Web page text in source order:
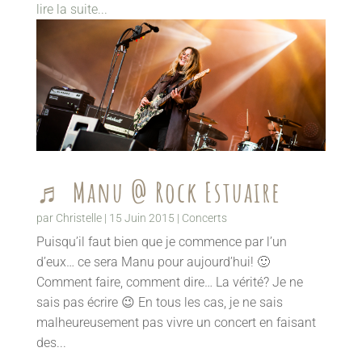
lire la suite...
♬ Manu @ Rock Estuaire
par Christelle| 15 Juin 2015 | Concerts
Puisqu’il faut bien que je commence par l’un
d’eux… ce sera Manu pour aujourd’hui! 🙂
Comment faire, comment dire… La vérité? Je ne
sais pas écrire 😉 En tous les cas, je ne sais
malheureusement pas vivre un concert en faisant
des...